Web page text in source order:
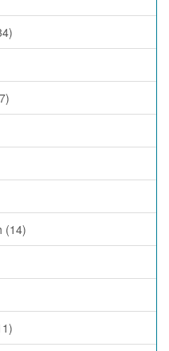
(14)